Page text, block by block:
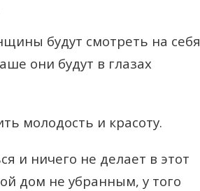
будут смотреть на себя
они будут в глазах
молодость и красоту.
и ничего не делает в этот
дом не убранным, у того